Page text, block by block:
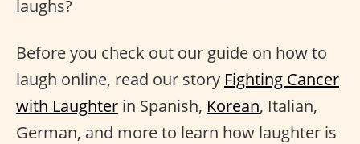
laughs?
Before you check out our guide on how to
laugh online, read our story Fighting Cancer
with Laughter in Spanish, Korean, Italian,
German, and more to learn how laughter is